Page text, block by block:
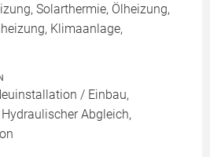
Solarthermie, Ölheizung,
Klimaanlage,
/ Einbau,
Abgleich,